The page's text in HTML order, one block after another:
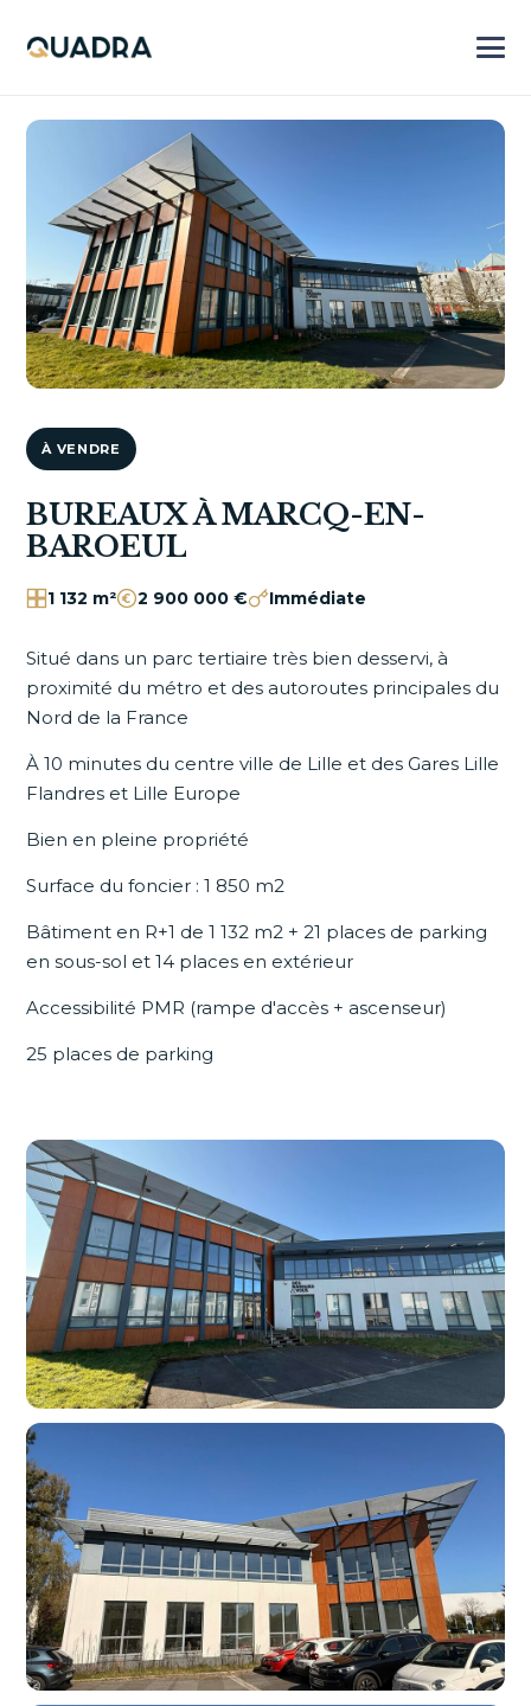
À VENDRE
BUREAUX À MARCQ-EN-
BAROEUL
1 132 m² 2 900 000 € Immédiate
Situé dans un parc tertiaire très bien desservi, à
proximité du métro et des autoroutes principales du
Nord de la France
À 10 minutes du centre ville de Lille et des Gares Lille
Flandres et Lille Europe
Bien en pleine propriété
Surface du foncier : 1 850 m2
Bâtiment en R+1 de 1 132 m2 + 21 places de parking
en sous-sol et 14 places en extérieur
Accessibilité PMR (rampe d'accès + ascenseur)
25 places de parking